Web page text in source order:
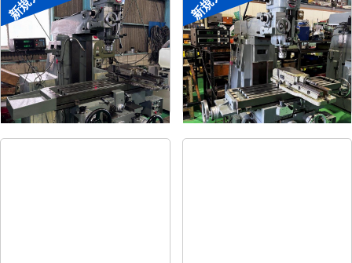
#2ラムフライス盤
メーカー 静岡
形 式 VHR-SD
年 式-
#1ラムフライス盤
メーカー 静岡
形 式 ST-BC
年 式-